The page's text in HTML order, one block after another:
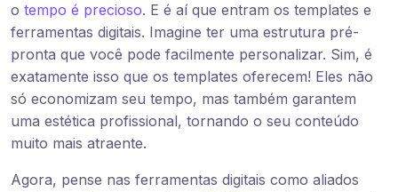
o tempo é precioso. E é aí que entram os templates e
ferramentas digitais. Imagine ter uma estrutura pré-
pronta que você pode facilmente personalizar. Sim, é
exatamente isso que os templates oferecem! Eles não
só economizam seu tempo, mas também garantem
uma estética profissional, tornando o seu conteúdo
muito mais atraente.
Agora, pense nas ferramentas digitais como aliados